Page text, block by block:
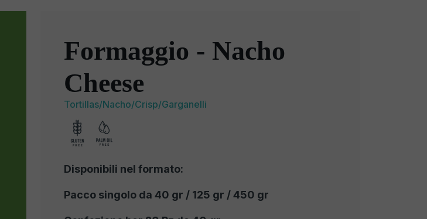
Formaggio - Nacho
Cheese
Tortillas/Nacho/Crisp/Garganelli
Disponibili nel formato:
Pacco singolo da 40 gr / 125 gr / 450 gr